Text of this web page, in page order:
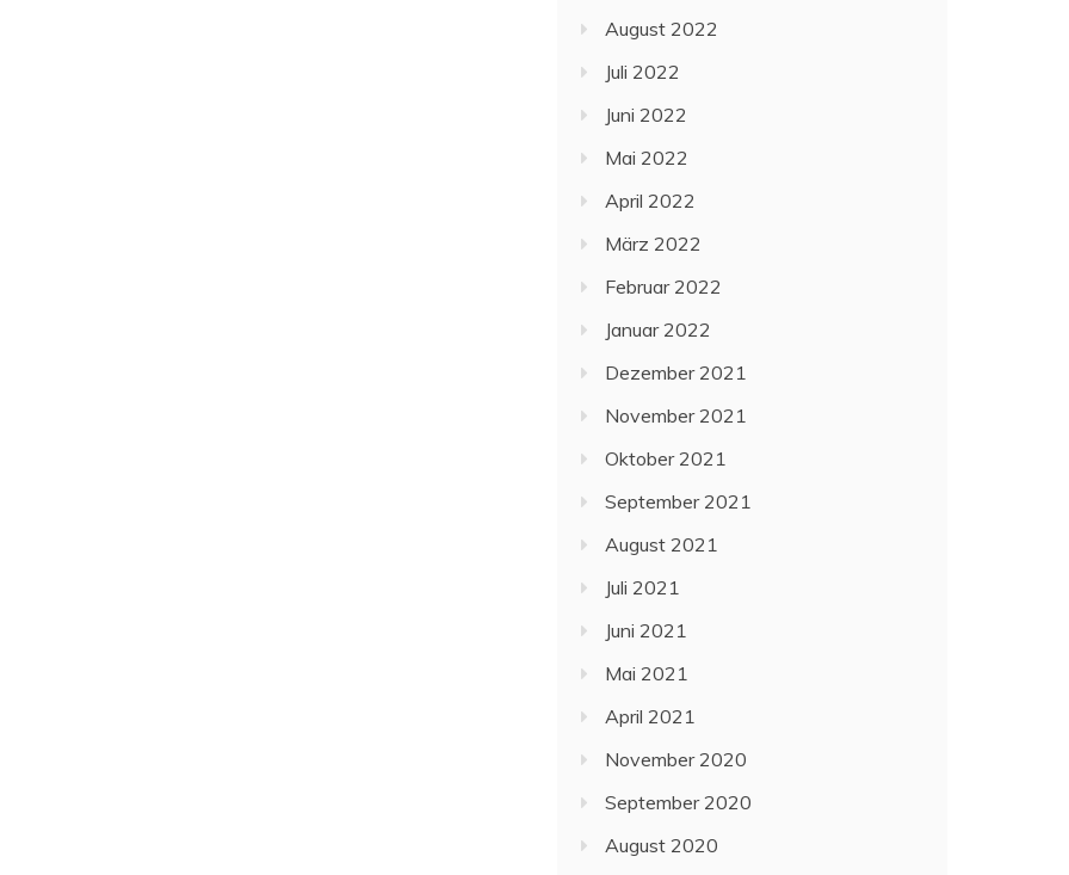
August 2022
Juli 2022
Juni 2022
Mai 2022
April 2022
März 2022
Februar 2022
Januar 2022
Dezember 2021
November 2021
Oktober 2021
September 2021
August 2021
Juli 2021
Juni 2021
Mai 2021
April 2021
November 2020
September 2020
August 2020